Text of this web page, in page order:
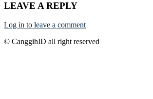
LEAVE A REPLY
Log in to leave a comment
© CanggihID all right reserved